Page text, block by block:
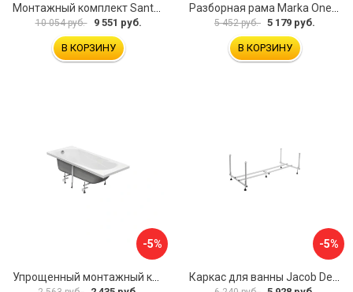
10 054 руб. 9 551 руб.
В КОРЗИНУ
5 452 руб. 5 179 руб.
В КОРЗИНУ
-5% -5%